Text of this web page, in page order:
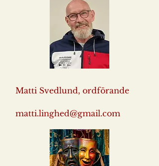
Matti Svedlund, ordförande
matti.linghed@gmail.com